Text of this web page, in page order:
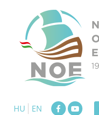
content
HU
EN